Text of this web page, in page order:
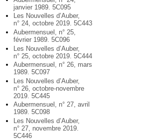
janvier 1989. 5C095
Les Nouvelles d’Auber,
n° 24, octobre 2019. 5C443
Aubermensuel, n° 25,
février 1989. 5C096
Les Nouvelles d’Auber,
n° 25, octobre 2019. 5C444
Aubermensuel, n° 26, mars
1989. 5C097
Les Nouvelles d’Auber,
n° 26, octobre-novembre
2019. 5C445
Aubermensuel, n° 27, avril
1989. 5C098
Les Nouvelles d’Auber,
n° 27, novembre 2019.
5C446